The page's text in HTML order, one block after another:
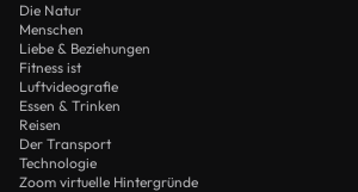
Die Natur
Menschen
Liebe & Beziehungen
Fitness ist
Luftvideografie
Essen & Trinken
Reisen
Der Transport
Technologie
Zoom virtuelle Hintergründe